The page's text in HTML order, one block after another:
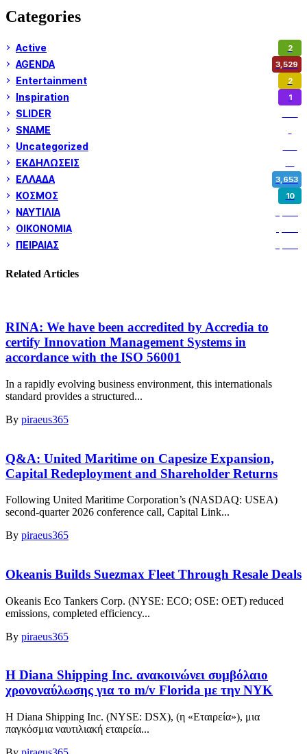
Categories
Active 2
AGENDA 3,529
Entertainment 2
Inspiration 1
SLIDER
SNAME
Uncategorized
ΕΚΔΗΛΩΣΕΙΣ
ΕΛΛΑΔΑ 3,653
ΚΟΣΜΟΣ 10
ΝΑΥΤΙΛΙΑ
ΟΙΚΟΝΟΜΙΑ
ΠΕΙΡΑΙΑΣ
Related Articles
RINA: We have been accredited by Accredia to
certify Innovation Management Systems in
accordance with the ISO 56001
In a rapidly evolving business environment, this internationals
standard provides a structured...
By piraeus365
Q&A: United Maritime on Capesize Expansion,
Capital Redeployment and Shareholder Returns
Following United Maritime Corporation’s (NASDAQ: USEA)
second-quarter 2026 conference call, Capital Link...
By piraeus365
Okeanis Builds Suezmax Fleet Through Resale Deals
Okeanis Eco Tankers Corp. (NYSE: ECO; OSE: OET) reduced
emissions, completed efficiency...
By piraeus365
Η Diana Shipping Inc. ανακοινώνει συμβόλαιο
χρονοναύλωσης για το m/v Florida με την NYK
Η Diana Shipping Inc. (NYSE: DSX), (η «Εταιρεία»), μια
παγκόσμια ναυτιλιακή εταιρεία...